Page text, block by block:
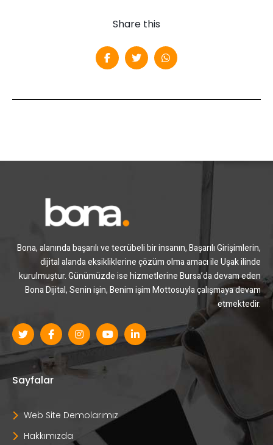
Share this
Bona, alanında başarılı ve tecrübeli bir insanın, Başarılı Girişimlerin,
dijital alanda eksikliklerine çözüm olma amacı ile Uşak ilinde
kurulmuştur. Günümüzde ise hizmetlerine Bursa’da devam eden
Bona Dijital, Senin işin, Benim işim Mottosuyla çalışmaya devam
etmektedir.
Sayfalar
Web Site Demolarımız
Hakkımızda